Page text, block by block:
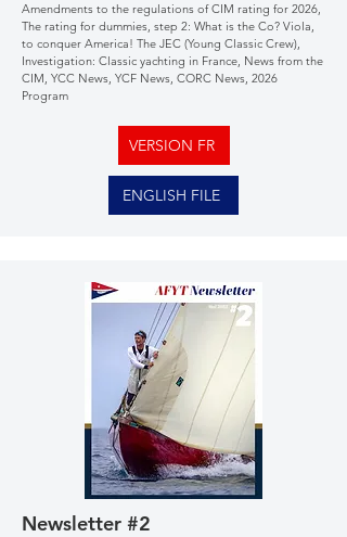
Amendments to the regulations of CIM rating for 2026,
The rating for dummies, step 2: What is the Co? Viola,
to conquer America! The JEC (Young Classic Crew),
Investigation: Classic yachting in France, News from the
CIM, YCC News, YCF News, CORC News, 2026
Program
VERSION FR
ENGLISH FILE
Newsletter #2